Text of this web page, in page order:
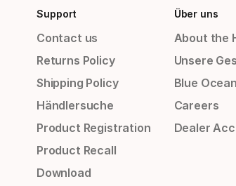
Support
Contact us
Returns Policy
Shipping Policy
Händlersuche
Product Registration
Product Recall
Download
Über uns
About the
Unsere
Blue
Careers
Dealer